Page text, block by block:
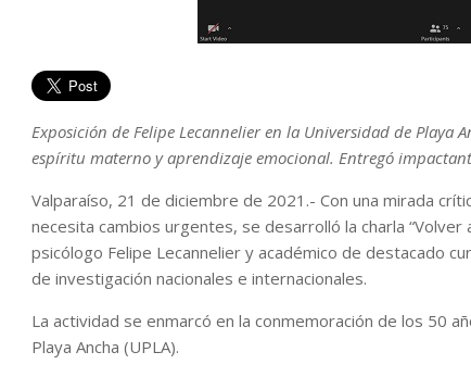
Exposición de Felipe Lecannelier en la Universidad de Playa
espíritu materno y aprendizaje emocional. Entregó
Valparaíso, 21 de diciembre de 2021.- Con una mirada
necesita cambios urgentes, se desarrolló la charla
psicólogo Felipe Lecannelier y académico de destacado
de investigación nacionales e internacionales.
La actividad se enmarcó en la conmemoración de los 50
Playa Ancha (UPLA).